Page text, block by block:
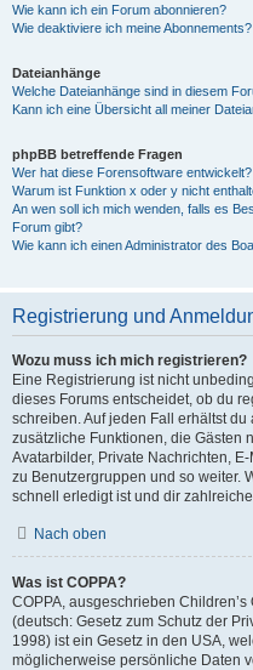
Wie kann ich ein Forum abonnieren?
Wie deaktiviere ich meine Abonnements?
Dateianhänge
Welche Dateianhänge sind in diesem
Kann ich eine Übersicht all meiner
phpBB betreffende Fragen
Wer hat diese Forensoftware entwickelt?
Warum ist Funktion x oder y nicht
An wen soll ich mich wenden, falls es
Forum gibt?
Wie kann ich einen Administrator des
Registrierung und
Wozu muss ich mich registrieren?
Eine Registrierung ist nicht
dieses Forums entscheidet, ob du
schreiben. Auf jeden Fall erhältst
zusätzliche Funktionen, die Gästen
Avatarbilder, Private Nachrichten,
zu Benutzergruppen und so weiter.
schnell erledigt ist und dir
Nach oben
Was ist COPPA?
COPPA, ausgeschrieben
(deutsch: Gesetz zum Schutz der
1998) ist ein Gesetz in den USA,
möglicherweise persönliche Daten